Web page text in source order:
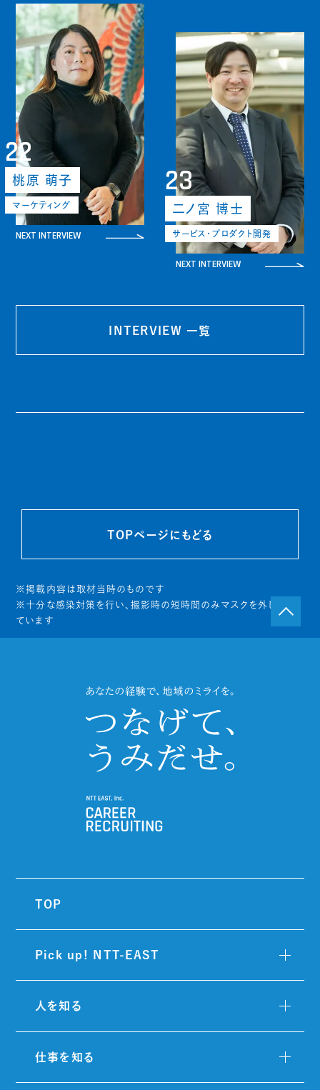
22
桃原 萌子
マーケティング
NEXT INTERVIEW
23
二ノ宮 博士
サービス・プロダクト開発
NEXT INTERVIEW
INTERVIEW 一覧
TOPページにもどる
※掲載内容は取材当時のものです
※十分な感染対策を行い、撮影時の短時間のみマスクを外し
ています
TOP
Pick up! NTT-EAST
人を知る
仕事を知る